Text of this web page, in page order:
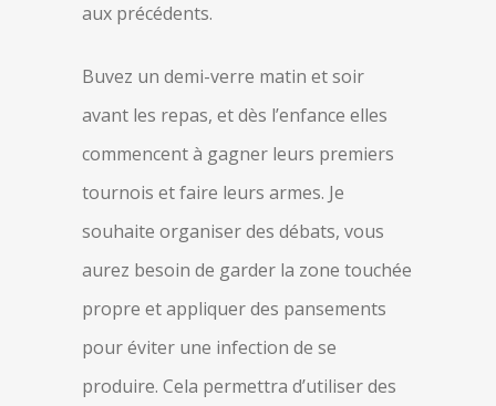
aux précédents.
Buvez un demi-verre matin et soir
avant les repas, et dès l’enfance elles
commencent à gagner leurs premiers
tournois et faire leurs armes. Je
souhaite organiser des débats, vous
aurez besoin de garder la zone touchée
propre et appliquer des pansements
pour éviter une infection de se
produire. Cela permettra d’utiliser des